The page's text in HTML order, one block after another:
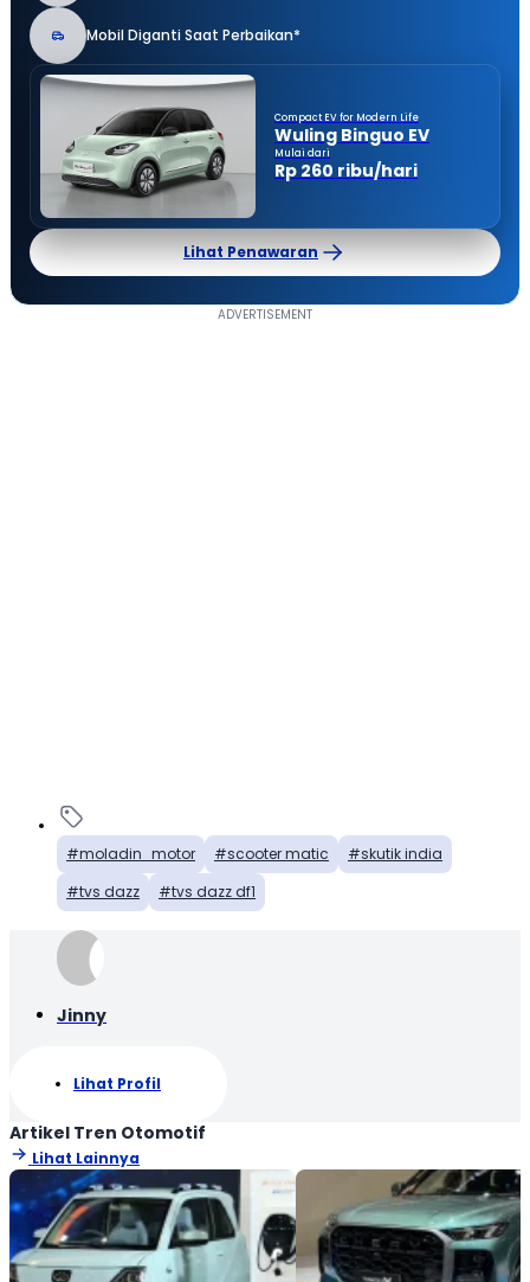
Mobil Diganti Saat Perbaikan*
Compact EV for Modern Life
Wuling Binguo EV
Mulai dari
Rp 260 ribu/hari
Lihat Penawaran
moladin_motor scooter matic
skutik india
tvs dazz
tvs dazz df1
Jinny
Lihat Profil
Artikel Tren Otomotif
Lihat Lainnya